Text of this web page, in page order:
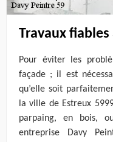
Travaux fiables
Pour éviter les
façade ; il est
qu’elle soit
la ville de Estreux
parpaing, en bois,
entreprise Davy